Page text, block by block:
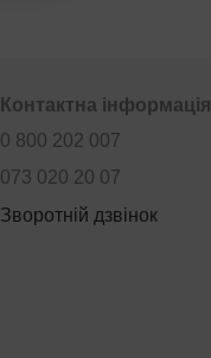
Контактна інформація
0 800 202 007
073 020 20 07
Зворотній дзвінок